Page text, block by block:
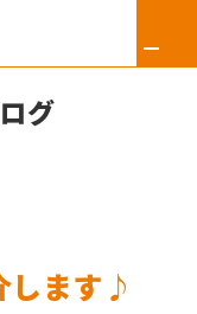
グ
します♪